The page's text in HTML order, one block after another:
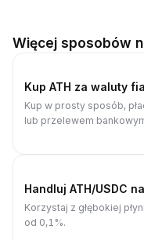
Więcej sposobów
Kup ATH za waluty
Kup w prosty sposób,
lub przelewem
Handluj ATH/USDC
Korzystaj z głębokiej
od 0,1%.